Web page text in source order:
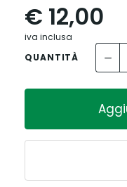
€ 12,00
iva inclusa
QUANTITÀ